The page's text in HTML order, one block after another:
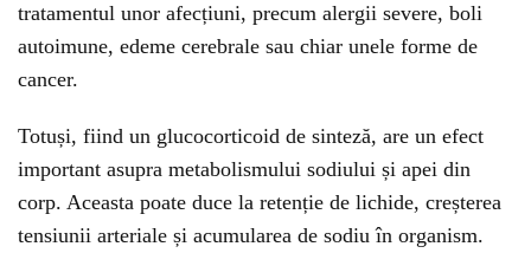
tratamentul unor afecțiuni, precum alergii severe, boli
autoimune, edeme cerebrale sau chiar unele forme de
cancer.
Totuși, fiind un glucocorticoid de sinteză, are un efect
important asupra metabolismului sodiului și apei din
corp. Aceasta poate duce la retenție de lichide, creșterea
tensiunii arteriale și acumularea de sodiu în organism.